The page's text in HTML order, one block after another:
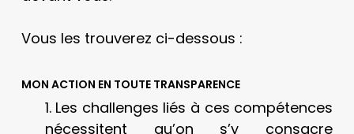
Vous les trouverez ci-dessous :
MON ACTION EN TOUTE TRANSPARENCE
1. Les challenges liés à ces compétences
nécessitent qu’on s’y consacre